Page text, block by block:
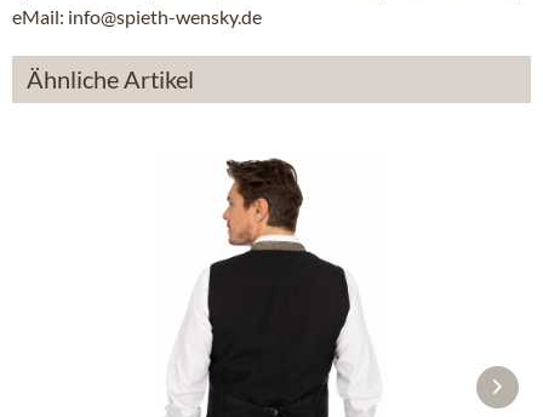
eMail: info@spieth-wensky.de
Ähnliche Artikel